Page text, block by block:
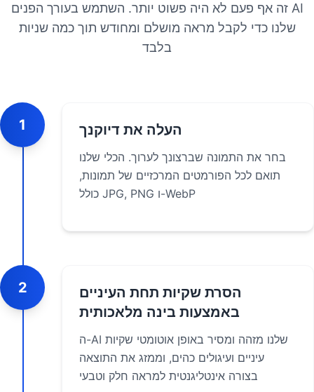
זה אף פעם לא היה פשוט יותר. השתמש בעורך הפנים AI
שלנו כדי לקבל מראה מושלם ומחודש תוך כמה שניות
בלבד
1 העלה את דיוקנך
בחר את התמונה שברצונך לערוך. הכלי שלנו
תואם לכל הפורמטים המרכזיים של תמונות,
כולל JPG, PNG ו-WebP
2
הסרת שקיות תחת העיניים
באמצעות בינה מלאכותית
ה-AI שלנו מזהה ומסיר באופן אוטומטי שקיות
עיניים ועיגולים כהים, וממזג את התוצאה
בצורה אינטליגנטית למראה חלק וטבעי